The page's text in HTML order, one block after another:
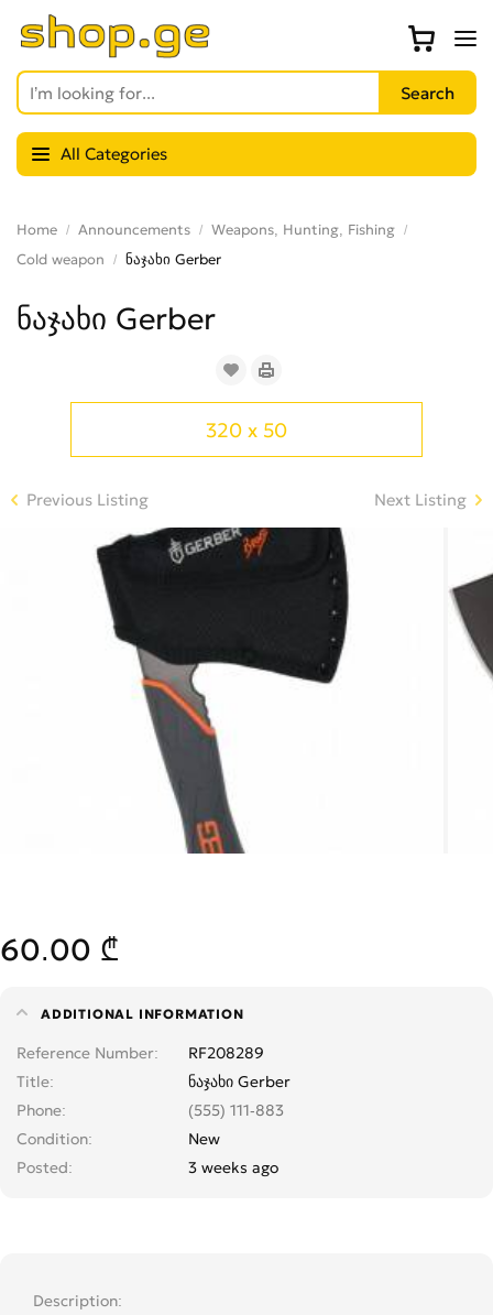
All Categories
Home Announcements
Weapons, Hunting, Fishing
Cold weapon
ნაჯახი Gerber
ნაჯახი Gerber
320 x 50
Previous Listing Next Listing
60.00 ₾
ADDITIONAL INFORMATION
Reference Number
RF208289
Title
ნაჯახი Gerber
Phone
(555) 111-883
Condition
New
Posted
3 weeks ago
Description